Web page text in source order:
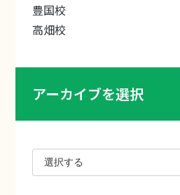
豊国校
高畑校
アーカイブを選択